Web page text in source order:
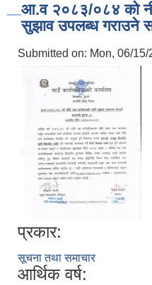
आ.व २०८३/०८४ को
सुझाव उपलब्ध गराउने
Submitted on: Mon, 06/
प्रकार:
सूचना तथा समाचार
आर्थिक वर्ष: